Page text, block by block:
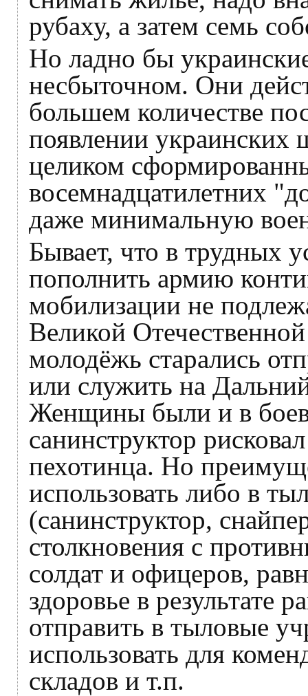
рубаху, а затем семь
Но ладно бы
несбыточном. Они
большем количестве
появлении украинских
целиком
восемнадцатилетних
даже минимальную
Бывает, что в трудных
пополнить армию
мобилизации не
Великой
молодёжь старались
или служить на
Женщины были и в
санинструктор
пехотинца. Но
использовать либо в
(санинструктор,
столкновения с
солдат и офицеров,
здоровье в результате
отправить в тыловые
использовать для
складов и т.п.